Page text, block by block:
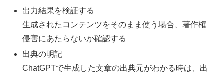
出力結果を検証する
生成されたコンテンツをそのまま使う場合、著作権
侵害にあたらないか確認する
出典の明記
ChatGPTで生成した文章の出典元がわかる時は、出